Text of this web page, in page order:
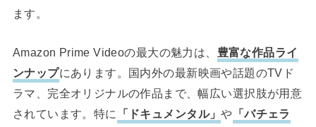
ます。
Amazon Prime Videoの最大の魅力は、 豊富な作品ライ
ンナップにあります。国内外の最新映画や話題のTVド
ラマ、完全オリジナルの作品まで、幅広い選択肢が用意
されています。特に
「ドキュメンタル」や 「バチェラ